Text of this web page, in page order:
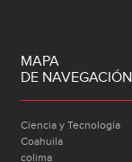
MAPA
DE NAVEGACIÓN
Ciencia y Tecnología
Coahuila
colima